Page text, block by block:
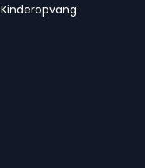
Kinderopvang